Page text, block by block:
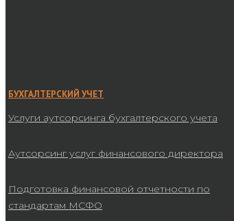
БУХГАЛТЕРСКИЙ УЧЕТ
Услуги аутсорсинга бухгалтерского учета
Аутсорсинг услуг финансового директора
Подготовка финансовой отчетности по
стандартам МСФО